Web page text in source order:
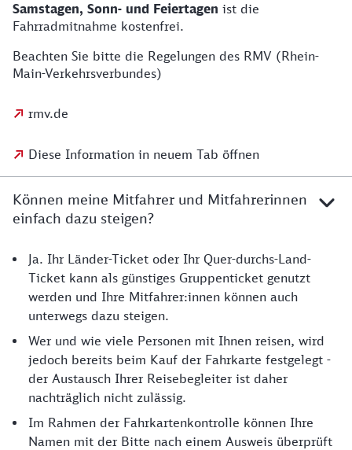
Samstagen, Sonn- und Feiertagen ist die
Fahrradmitnahme kostenfrei.
Beachten Sie bitte die Regelungen des RMV (Rhein-
Main-Verkehrsverbundes)
rmv.de
Diese Information in neuem Tab öffnen
Können meine Mitfahrer und Mitfahrerinnen
einfach dazu steigen?
Ja. Ihr Länder-Ticket oder Ihr Quer-durchs-Land-
Ticket kann als günstiges Gruppenticket genutzt
werden und Ihre Mitfahrer:innen können auch
unterwegs dazu steigen.
Wer und wie viele Personen mit Ihnen reisen, wird
jedoch bereits beim Kauf der Fahrkarte festgelegt -
der Austausch Ihrer Reisebegleiter ist daher
nachträglich nicht zulässig.
Im Rahmen der Fahrkartenkontrolle können Ihre
Namen mit der Bitte nach einem Ausweis überprüft